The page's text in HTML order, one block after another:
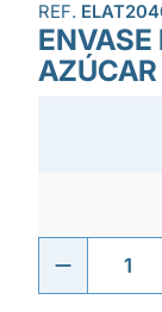
REF.
ENVASE